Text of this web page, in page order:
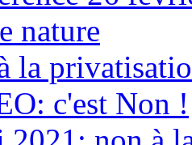
nature
la
c'est Non !